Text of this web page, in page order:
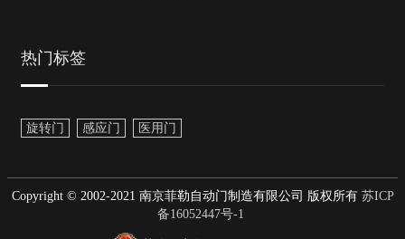
热门标签
旋转门 感应门 医用门
Copyright © 2002-2021 南京菲勒自动门制造有限公司 版权所有苏ICP
备16052447号-1